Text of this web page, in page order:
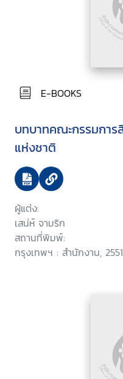
E-BOOKS
บทบาทคณะกรรมกา
แห่งชาติ
ผู้แต่ง:
เสน่ห์ จามริก
สถานที่พิมพ์:
กรุงเทพฯ : สำนักงาน,